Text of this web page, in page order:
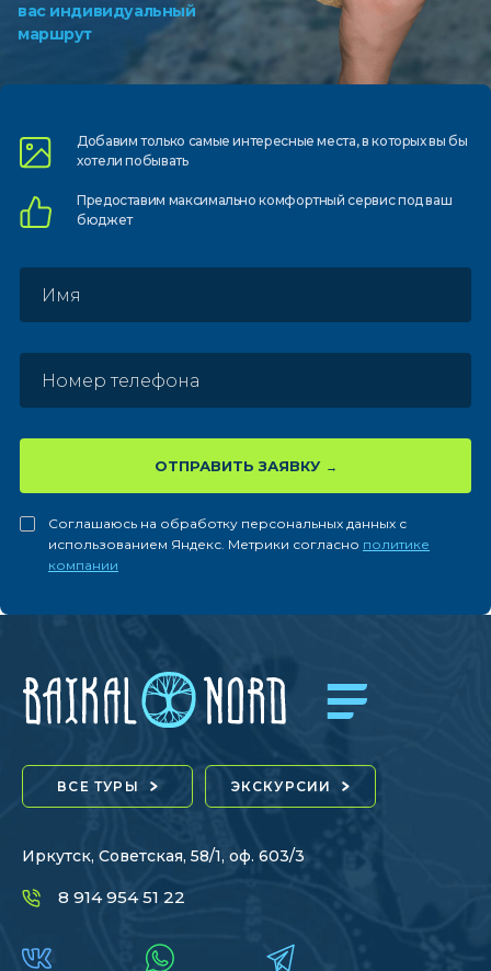
вас индивидуальный
маршрут
Добавим только самыеинтересные места, в которыхвы бы
хотели побывать
Предоставим максимально комфортныйсервис под ваш
бюджет
ОТПРАВИТЬ ЗАЯВКУ
Соглашаюсь на обработку персональных данных с
использованием Яндекс. Метрики согласно политике
компании
ВСЕ ТУРЫ ЭКСКУРСИИ
Иркутск, Советская, 58/1, оф. 603/3
8 914 954 51 22